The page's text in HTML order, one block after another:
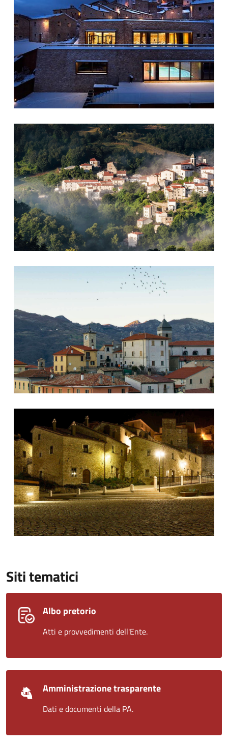
Castel del Gudice
Siti tematici
Albo pretorio
Atti e provvedimenti dell'Ente.
Amministrazione trasparente
Dati e documenti della PA.